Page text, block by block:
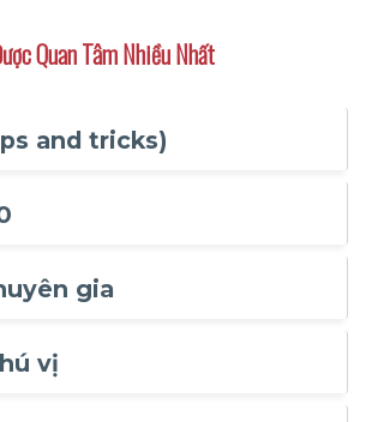
Quan Tâm Nhiều Nhất
and tricks)
gia
vị